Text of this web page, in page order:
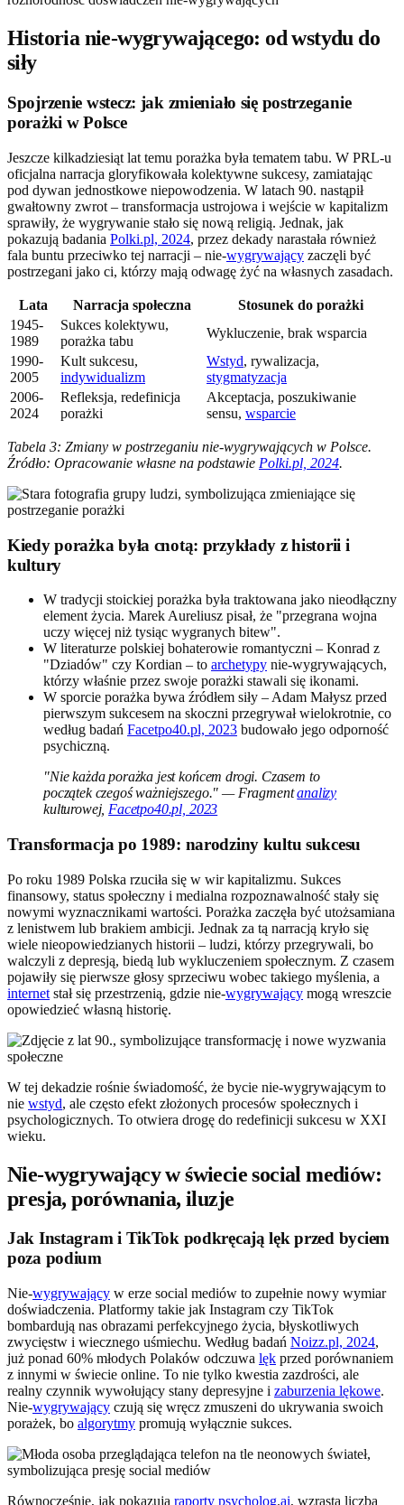
Historia nie-wygrywającego: od wstydu do
siły
Spojrzenie wstecz: jak zmieniało się postrzeganie
porażki w Polsce
Jeszcze kilkadziesiąt lat temu porażka była tematem tabu. W PRL-u
oficjalna narracja gloryfikowała kolektywne sukcesy, zamiatając
pod dywan jednostkowe niepowodzenia. W latach 90. nastąpił
gwałtowny zwrot – transformacja ustrojowa i wejście w kapitalizm
sprawiły, że wygrywanie stało się nową religią. Jednak, jak
pokazują badania Polki.pl, 2024, przez dekady narastała również
fala buntu przeciwko tej narracji – nie-wygrywający zaczęli być
postrzegani jako ci, którzy mają odwagę żyć na własnych zasadach.
Lata Narracja społeczna
Stosunek do porażki
1945-
1989
Sukces kolektywu,
porażka tabu
Wykluczenie, brak wsparcia
1990-
2005
Kult sukcesu,
indywidualizm
Wstyd, rywalizacja,
stygmatyzacja
2006-
2024
Refleksja, redefinicja
porażki
Akceptacja, poszukiwanie
sensu, wsparcie
Tabela 3: Zmiany w postrzeganiu nie-wygrywających w Polsce.
Źródło: Opracowanie własne na podstawie Polki.pl, 2024.
Kiedy porażka była cnotą: przykłady z historii i
kultury
W tradycji stoickiej porażka była traktowana jako nieodłączny
element życia. Marek Aureliusz pisał, że "przegrana wojna
uczy więcej niż tysiąc wygranych bitew".
W literaturze polskiej bohaterowie romantyczni – Konrad z
"Dziadów" czy Kordian – to archetypy nie-wygrywających,
którzy właśnie przez swoje porażki stawali się ikonami.
W sporcie porażka bywa źródłem siły – Adam Małysz przed
pierwszym sukcesem na skoczni przegrywał wielokrotnie, co
według badań Facetpo40.pl, 2023 budowało jego odporność
psychiczną.
"Nie każda porażka jest końcem drogi. Czasem to
początek czegoś ważniejszego." — Fragmentanalizy
kulturowej, Facetpo40.pl, 2023
Transformacja po 1989: narodziny kultu sukcesu
Po roku 1989 Polska rzuciła się w wir kapitalizmu. Sukces
finansowy, status społeczny i medialna rozpoznawalność stały się
nowymi wyznacznikami wartości. Porażka zaczęła być utożsamiana
z lenistwem lub brakiem ambicji. Jednak za tą narracją kryło się
wiele nieopowiedzianych historii – ludzi, którzy przegrywali, bo
walczyli z depresją, biedą lub wykluczeniem społecznym. Z czasem
pojawiły się pierwsze głosy sprzeciwu wobec takiego myślenia, a
internet stał się przestrzenią, gdzie nie-wygrywający mogą wreszcie
opowiedzieć własną historię.
W tej dekadzie rośnie świadomość, że bycie nie-wygrywającym to
nie wstyd, ale często efekt złożonych procesów społecznych i
psychologicznych. To otwiera drogę do redefinicji sukcesu w XXI
wieku.
Nie-wygrywający w świecie social mediów:
presja, porównania, iluzje
Jak Instagram i TikTok podkręcają lęk przed byciem
poza podium
Nie-wygrywający w erze social mediów to zupełnie nowy wymiar
doświadczenia. Platformy takie jak Instagram czy TikTok
bombardują nas obrazami perfekcyjnego życia, błyskotliwych
zwycięstw i wiecznego uśmiechu. Według badań Noizz.pl, 2024,
już ponad 60% młodych Polaków odczuwa lęk przed porównaniem
z innymi w świecie online. To nie tylko kwestia zazdrości, ale
realny czynnik wywołujący stany depresyjne i zaburzenia lękowe.
Nie-wygrywający czują się wręcz zmuszeni do ukrywania swoich
porażek, bo algorytmy promują wyłącznie sukces.
Równocześnie, jak pokazują raporty psycholog.ai, wzrasta liczba